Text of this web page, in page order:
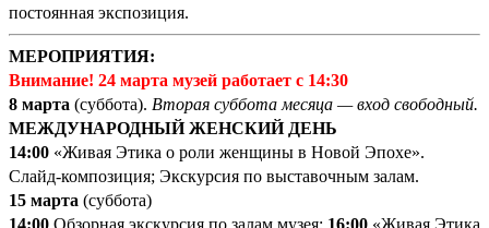
постоянная экспозиция.
МЕРОПРИЯТИЯ:
Внимание! 24 марта музей работает с 14:30
8 марта (суббота). Вторая суббота месяца — вход свободный.
МЕЖДУНАРОДНЫЙ ЖЕНСКИЙ ДЕНЬ
14:00 «Живая Этика о роли женщины в Новой Эпохе».
Слайд-композиция; Экскурсия по выставочным залам.
15 марта (суббота)
14:00 Обзорная экскурсия по залам музея; 16:00 «Живая Этика